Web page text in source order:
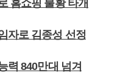
홈쇼핑 불황 타개
자로 김종성 선정
력 840만대 넘겨